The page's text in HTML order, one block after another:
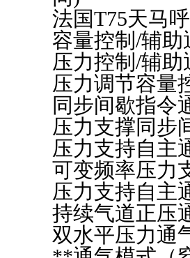
法国T75天马
容量控制/辅
压力控制/辅
压力调节容量
同步间歇指
压力支撑同步
压力支持自主
可变频率压力
压力支持自主
持续气道正压
双水平压力通